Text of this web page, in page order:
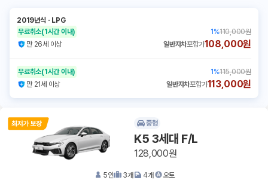
2019년식 ㆍ LPG
무료취소(1시간 이내) 1 %110,000원
만 26세 이상
일반자차포함가108,000원
무료취소(1시간 이내) 1 %115,000원
만 21세 이상
일반자차포함가113,000원
중형
K5 3세대 F/L
128,000원
5인 3개 4개 오토